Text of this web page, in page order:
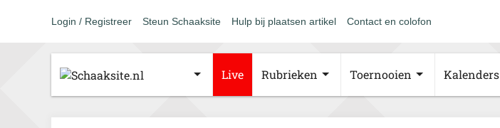
Login / Registreer Steun Schaaksite Hulp bij plaatsen artikel Contact en colofon
Live Rubrieken Toernooien Kalenders